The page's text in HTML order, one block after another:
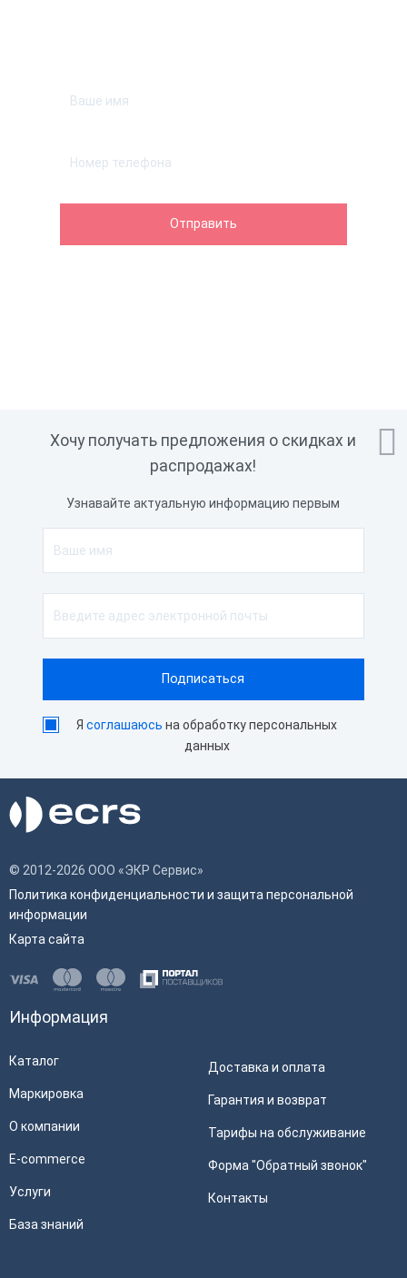

Хочу получать предложения о скидках и
распродажах!
Узнавайте актуальную информацию первым
Ясоглашаюсь на обработку персональных
данных
© 2012-2026 ООО «ЭКР Сервис»
Политика конфиденциальности и защита персональной
информации
Карта сайта
Информация
Каталог
Маркировка
О компании
E-commerce
Услуги
База знаний
Доставка и оплата
Гарантия и возврат
Тарифы на обслуживание
Форма "Обратный звонок"
Контакты